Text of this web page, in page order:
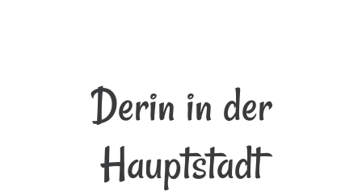
Derin in der
Hauptstadt